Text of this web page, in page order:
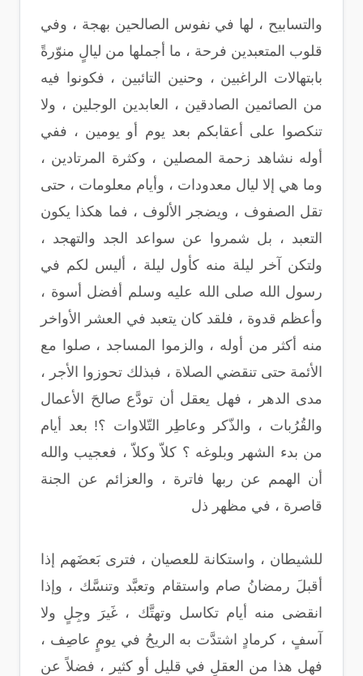
والتسابيح ، لها في نفوس الصالحين بهجة ، وفي
قلوب المتعبدين فرحة ، ما أجملها من ليالٍ منوّرةً
بابتهالات الراغبين ، وحنين التائبين ، فكونوا فيه
من الصائمين الصادقين ، العابدين الوجلين ، ولا
تنكصوا على أعقابكم بعد يوم أو يومين ، ففي
أوله نشاهد زحمة المصلين ، وكثرة المرتادين ،
وما هي إلا ليال معدودات ، وأيام معلومات ، حتى
تقل الصفوف ، ويضجر الألوف ، فما هكذا يكون
التعبد ، بل شمروا عن سواعد الجد والتهجد ،
ولتكن آخر ليلة منه كأول ليلة ، أليس لكم في
رسول الله صلى الله عليه وسلم أفضل أسوة ،
وأعظم قدوة ، فلقد كان يتعبد في العشر الأواخر
منه أكثر من أوله ، والزموا المساجد ، صلوا مع
الأئمة حتى تنقضي الصلاة ، فبذلك تحوزوا الأجر ،
مدى الدهر ، فهل يعقل أن تودَّع صالحَ الأعمال
والقُرُبات ، والذّكر وعاطِر التّلاوات ؟! بعد أيام
من بدء الشهر وبلوغه ؟ كلاّ وكلاّ ، فعجيب والله
أن الهمم عن ربها فاترة ، والعزائم عن الجنة
قاصرة ، في مظهر ذل
للشيطان ، واستكانة للعصيان ، فترى بَعضَهم إذا
أقبلَ رمضانُ صام واستقام وتعبَّد وتنسَّك ، وإذا
انقضى منه أيام تكاسل وتهتَّك ، غَيرَ وجِلٍ ولا
آسفٍ ، كرمادٍ اشتدَّت به الريحُ في يومٍ عاصِف ،
فهل هذا من العقلِ في قليل أو كثير ، فضلاً عن